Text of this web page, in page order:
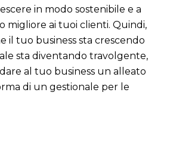
in modo sostenibile e a
migliore ai tuoi clienti. Quindi,
il tuo business sta crescendo
sta diventando travolgente,
al tuo business un alleato
di un gestionale per le